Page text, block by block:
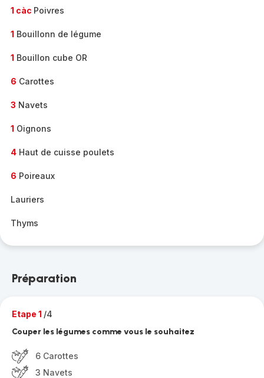
1 càc Poivres
1 Bouillonn de légume
1 Bouillon cube OR
6 Carottes
3 Navets
1 Oignons
4 Haut de cuisse poulets
6 Poireaux
Lauriers
Thyms
Préparation
Etape 1 /4
Couper les légumes comme vous le souhaitez
6 Carottes
3 Navets